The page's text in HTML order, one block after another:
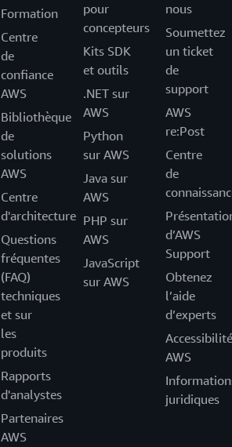
Formation
Centre
de
confiance
AWS
Bibliothèque
de
solutions
AWS
Centre
d'architecture
Questions
fréquentes
(FAQ)
techniques
et sur
les
produits
Rapports
d'analystes
Partenaires
AWS
pour
concepteurs
Kits SDK
et outils
.NET sur
AWS
Python
sur AWS
Java sur
AWS
PHP sur
AWS
JavaScript
sur AWS
nous
Soumettez
un ticket
de
support
AWS
re:Post
Centre
de
d’AWS
Support
Obtenez
l’aide
d’experts
Accessibilité
AWS
juridiques